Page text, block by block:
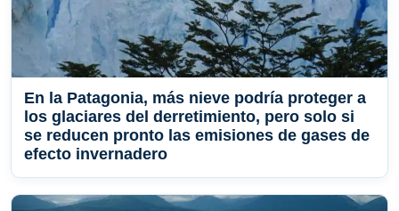
En la Patagonia, más nieve podría proteger a
los glaciares del derretimiento, pero solo si
se reducen pronto las emisiones de gases de
efecto invernadero